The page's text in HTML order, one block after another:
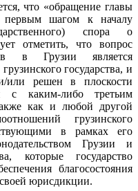
что «обращение главы
первым шагом к началу
спора о
отметить, что вопрос
в Грузии является
государства, и
решен в плоскости
с каким-либо третьим
как и любой другой
грузинского
в рамках его
Грузии и
которые государство
благосостояния
юрисдикции.